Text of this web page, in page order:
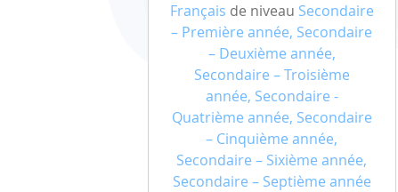
Français de niveau Secondaire
– Première année, Secondaire
– Deuxième année,
Secondaire – Troisième
année, Secondaire -
Quatrième année, Secondaire
– Cinquième année,
Secondaire – Sixième année,
Secondaire – Septième année